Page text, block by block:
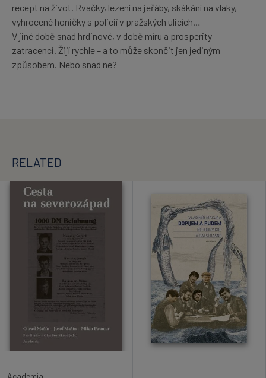
recept na život. Rvačky, lezení na jeřáby, skákání na vlaky,
vyhrocené honičky s policií v pražských ulicích…
V jiné době snad hrdinové, v době míru a prosperity
zatracenci. Žijí rychle – a to může skončit jen jediným
způsobem. Nebo snad ne?
RELATED
Academia